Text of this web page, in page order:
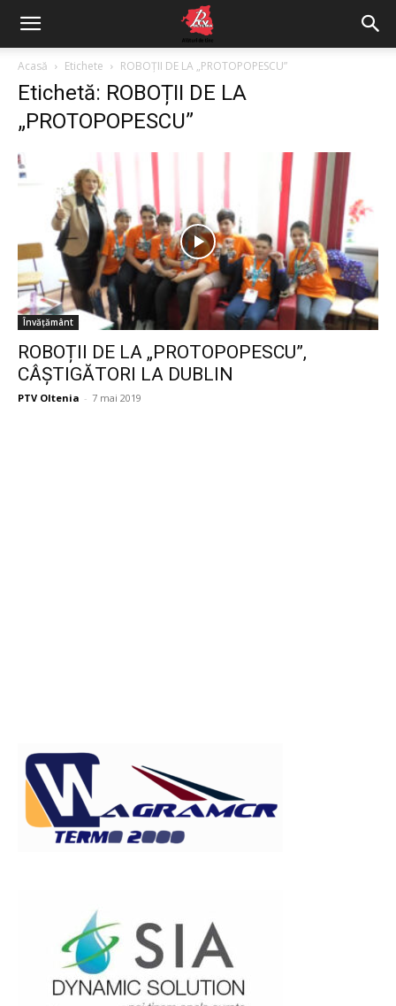
Acasă Etichete ROBOȚII DE LA „PROTOPOPESCU”
Etichetă: ROBOȚII DE LA
„PROTOPOPESCU”
Învățământ
ROBOȚII DE LA „PROTOPOPESCU”,
CÂȘTIGĂTORI LA DUBLIN
PTV Oltenia - 7 mai 2019